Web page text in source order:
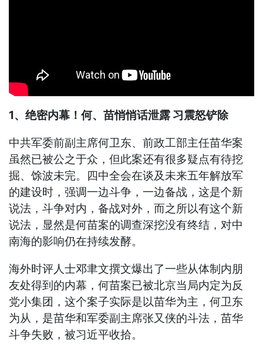
1、绝密内幕！何、苗悄悄话泄露 习震怒铲除
中共军委前副主席何卫东、前政工部主任苗华案
虽然已被公之于众，但此案还有很多疑点有待挖
掘、馀波未完。四中全会在谈及未来五年解放军
的建设时，强调一边斗争，一边备战，这是个新
说法，斗争对内，备战对外，而之所以有这个新
说法，显然是何苗案的调查深挖没有终结，对中
南海的影响仍在持续发酵。
海外时评人士邓聿文撰文爆出了一些从体制内朋
友处得到的内幕，何苗案已被北京当局内定为反
党小集团，这个案子实际是以苗华为主，何卫东
为从，是苗华和军委副主席张又侠的斗法，苗华
斗争失败，被习近平收拾。